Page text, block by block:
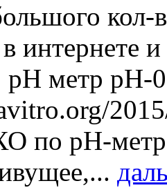
кол-
интернете
pH метр pH-
по рН-